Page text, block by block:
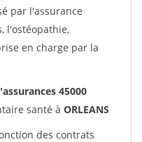
par l'assurance
l'ostéopathie,
en charge par la
45000
santé à ORLEANS
des contrats